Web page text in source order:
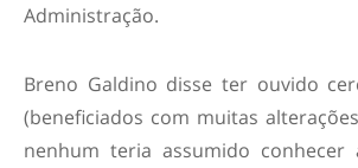
Administração.
Breno Galdino disse ter ouvido
(beneficiados com muitas
nenhum teria assumido